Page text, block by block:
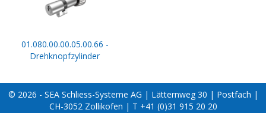
01.080.00.00.05.00.66 -
Drehknopfzylinder
© 2026 - SEA Schliess-Systeme AG | Lätternweg 30 | Postfach |
CH-3052 Zollikofen | T +41 (0)31 915 20 20